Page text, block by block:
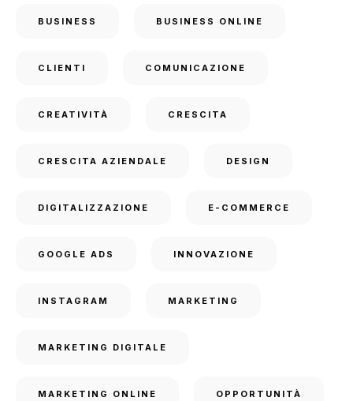
BUSINESS BUSINESS ONLINE
CLIENTI COMUNICAZIONE
CREATIVITÀ CRESCITA
CRESCITA AZIENDALE DESIGN
DIGITALIZZAZIONE E-COMMERCE
GOOGLE ADS INNOVAZIONE
INSTAGRAM MARKETING
MARKETING DIGITALE
MARKETING ONLINE OPPORTUNITÀ